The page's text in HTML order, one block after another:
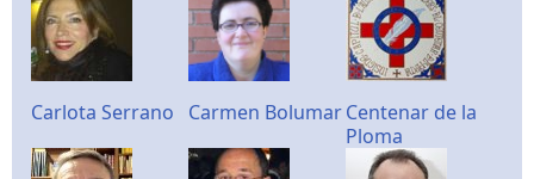
Carlota Serrano Carmen BolumarCentenar de la
Ploma